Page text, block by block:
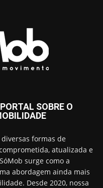
SOBRE O
formas de
atualizada e
surge como a
abordagem ainda mais
Desde 2020, nossa